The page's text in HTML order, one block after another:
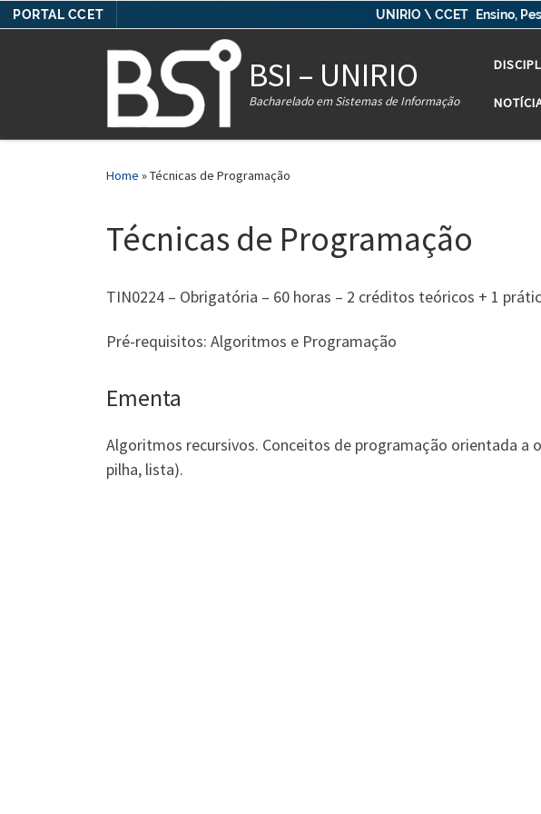
PORTAL CCET UNIRIO \ CCET Ensino,
Skip to content
BSI – UNIRIO
Bacharelado em Sistemas de Informação
Home »Técnicas de Programação
Técnicas de Programação
TIN0224 – Obrigatória – 60 horas – 2 créditos teóricos + 1
Pré-requisitos: Algoritmos e Programação
Ementa
Algoritmos recursivos. Conceitos de programação orientada a
pilha, lista).